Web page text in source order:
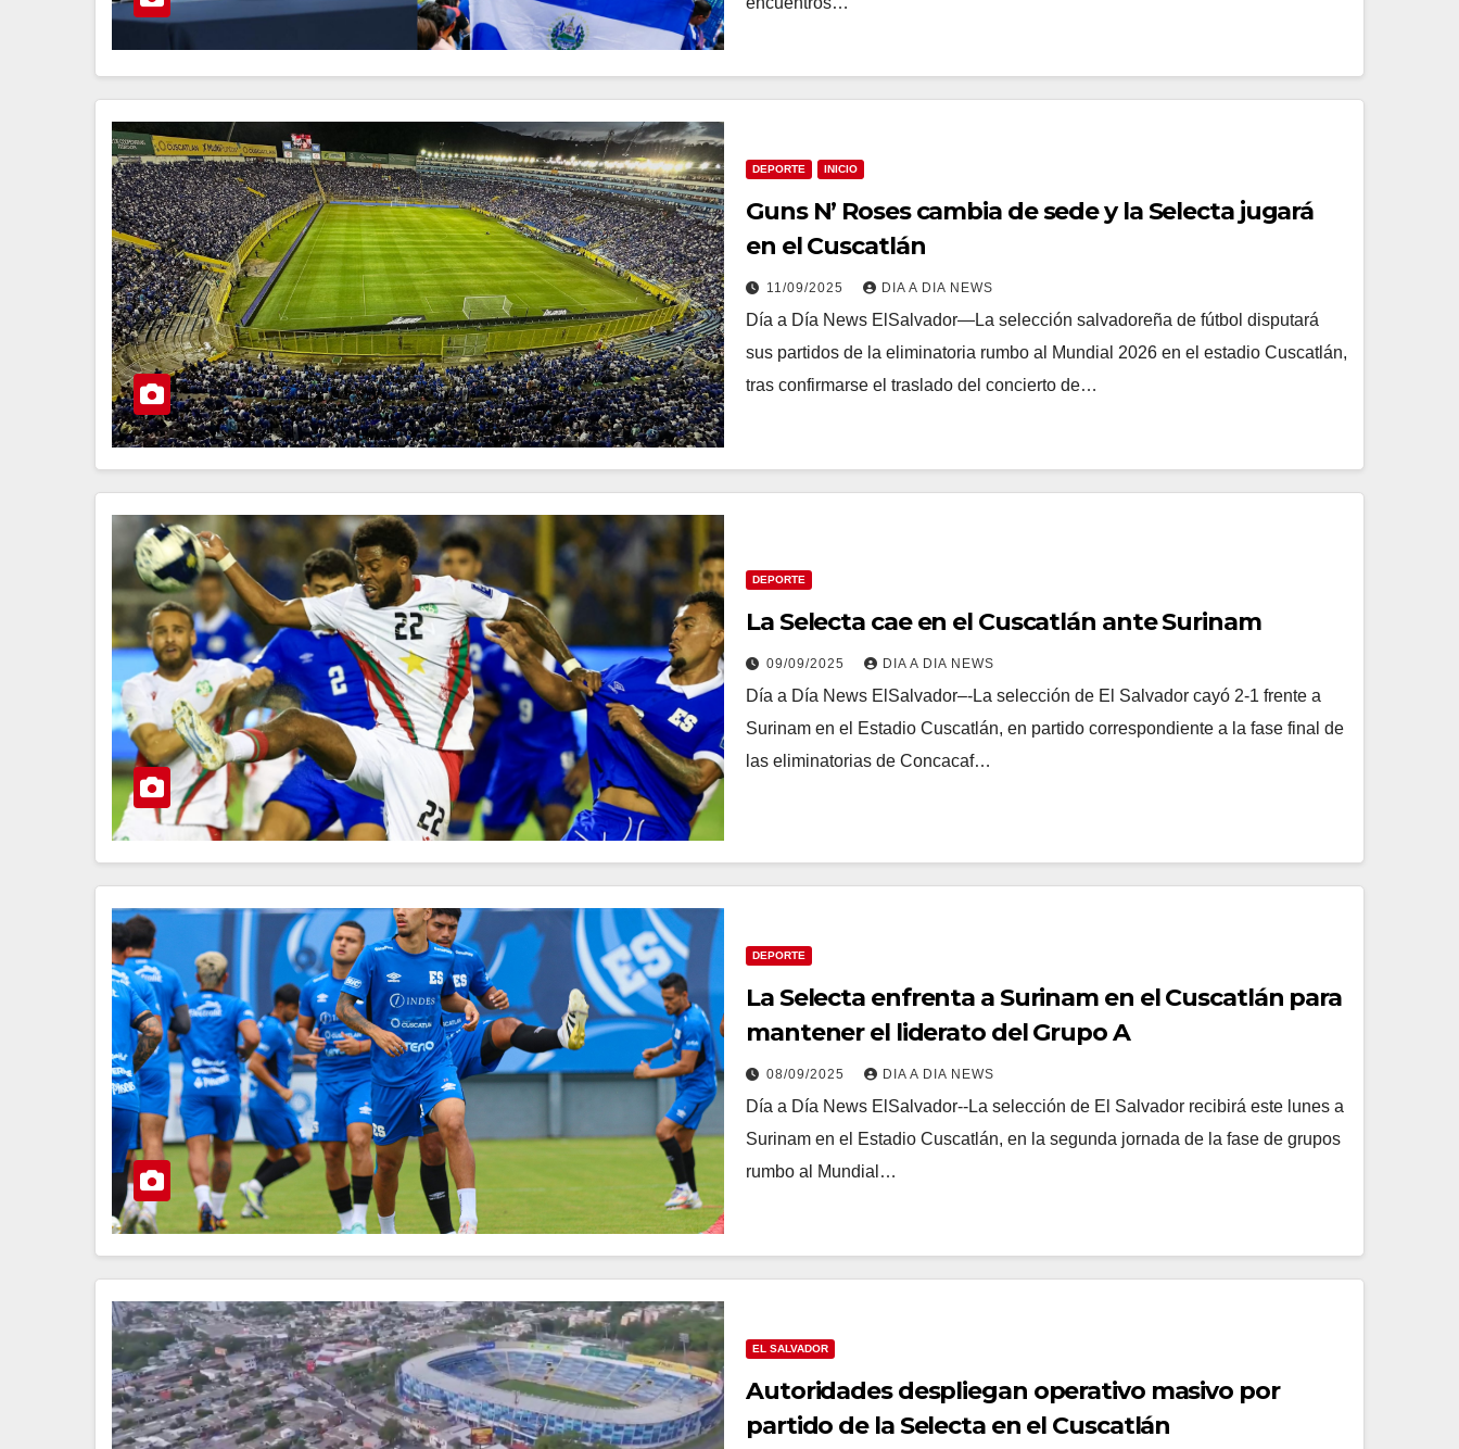
DEPORTE INICIO
Guns N’ Roses cambia de sede y la Selecta jugará
en el Cuscatlán
11/09/2025 DIA A DIA NEWS
Día a Día News ElSalvador—La selección salvadoreña de fútbol disputará
sus partidos de la eliminatoria rumbo al Mundial 2026 en el estadio Cuscatlán,
tras confirmarse el traslado del concierto de…
DEPORTE
La Selecta cae en el Cuscatlán ante Surinam
09/09/2025 DIA A DIA NEWS
Día a Día News ElSalvador–-La selección de El Salvador cayó 2-1 frente a
Surinam en el Estadio Cuscatlán, en partido correspondiente a la fase final de
las eliminatorias de Concacaf…
DEPORTE
La Selecta enfrenta a Surinam en el Cuscatlán para
mantener el liderato del Grupo A
08/09/2025 DIA A DIA NEWS
Día a Día News ElSalvador--La selección de El Salvador recibirá este lunes a
Surinam en el Estadio Cuscatlán, en la segunda jornada de la fase de grupos
rumbo al Mundial…
EL SALVADOR
Autoridades despliegan operativo masivo por
partido de la Selecta en el Cuscatlán